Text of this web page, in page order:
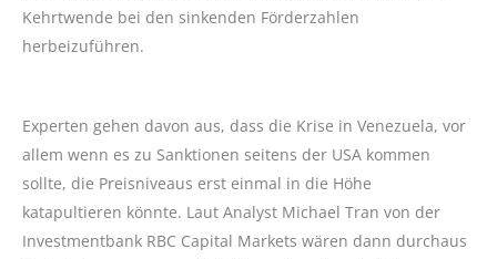
Kehrtwende bei den sinkenden Förderzahlen
herbeizuführen.
Experten gehen davon aus, dass die Krise in Venezuela, vor
allem wenn es zu Sanktionen seitens der USA kommen
sollte, die Preisniveaus erst einmal in die Höhe
katapultieren könnte. Laut Analyst Michael Tran von der
Investmentbank RBC Capital Markets wären dann durchaus